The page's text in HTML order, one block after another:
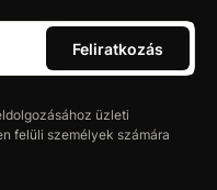
Feliratkozás
üzleti
felüli személyek számára